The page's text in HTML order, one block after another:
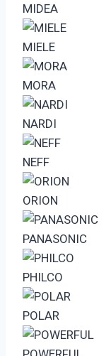
MIDEA
MIELE
MORA
NARDI
NEFF
ORION
PANASONIC
PHILCO
POLAR